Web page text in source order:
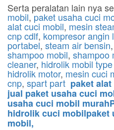
Serta peralatan lain nya
mobil,paket usaha cuci
alat cuci mobil, mesin
cnp cdlf, kompresor angin
portabel, steam air bensin,
shampoo mobil, shampoo
cleaner, hidrolik mobil
hidrolik motor, mesin cuci
cnp, spart part paket
jual paket usaha cuci
usaha cuci mobil
hidrolik cuci mobilpaket
mobil,